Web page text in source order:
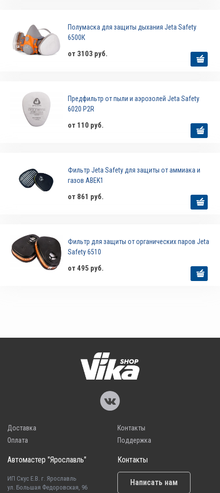
Полумаска для защиты дыхания Jeta Safety
6500К
от 3103 руб.
Предфильтр от пыли и аэрозолей Jeta Safety
6020 P2R
от 110 руб.
Фильтр Jeta Safety для защиты от аммиака и
газов ABEK1
от 861 руб.
Фильтр для защиты от органических паров Jeta
Safety 6510
от 495 руб.
Доставка
Оплата
Контакты
Поддержка
Автомастер "Ярославль"
ИП Скус Е.В. г. Ярославль
ул. Большая Федоровская, 96
Контакты
Написать нам